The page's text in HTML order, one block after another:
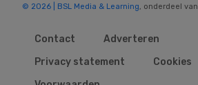
© 2026 | BSL Media & Learning, onderdeel van
Contact
Adverteren
Privacy statement
Cookies